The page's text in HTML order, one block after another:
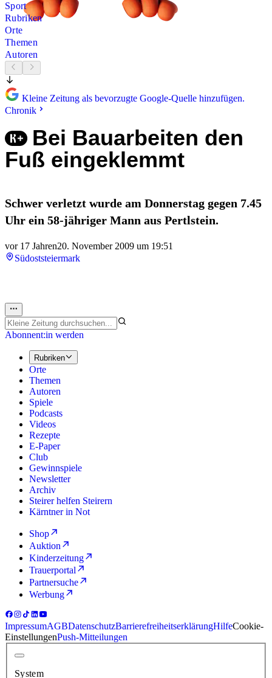
Sport
Rubriken
Orte
Themen
Autoren
Kleine Zeitung als bevorzugte Google-Quelle hinzufügen.
Chronik
Bei Bauarbeiten den
Fuß eingeklemmt
Schwer verletzt wurde am Donnerstag gegen 7.45
Uhr ein 58-jähriger Mann aus Pertlstein.
vor 17 Jahren20. November 2009 um 19:51
Südoststeiermark
Abonnent:in werden
Rubriken
Orte
Themen
Autoren
Spiele
Podcasts
Videos
Rezepte
E-Paper
Club
Gewinnspiele
Newsletter
Archiv
Steirer helfen Steirern
Kärntner in Not
Shop
Auktion
Kinderzeitung
Trauerportal
Partnersuche
Werbung
ImpressumAGBDatenschutzBarrierefreiheitserklärungHilfeCookie-
EinstellungenPush-Mitteilungen
System